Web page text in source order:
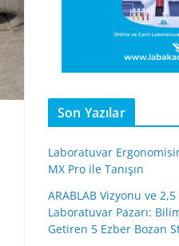
Son Yazılar
Laboratuvar
MX Pro ile Tanışın
ARABLAB Vizyonu ve
Laboratuvar Pazarı:
Getiren 5 Ezber Bozan